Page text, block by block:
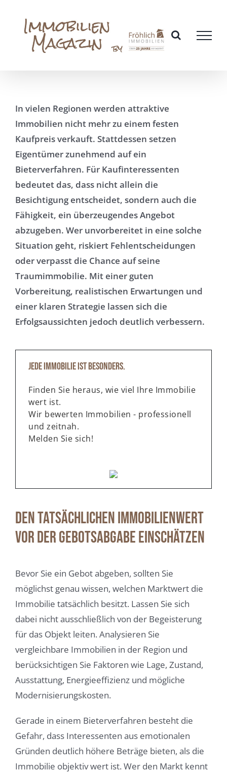
springen
In vielen Regionen werden attraktive
Immobilien nicht mehr zu einem festen
Kaufpreis verkauft. Stattdessen setzen
Eigentümer zunehmend auf ein
Bieterverfahren. Für Kaufinteressenten
bedeutet das, dass nicht allein die
Besichtigung entscheidet, sondern auch die
Fähigkeit, ein überzeugendes Angebot
abzugeben. Wer unvorbereitet in eine solche
Situation geht, riskiert Fehlentscheidungen
oder verpasst die Chance auf seine
Traumimmobilie. Mit einer guten
Vorbereitung, realistischen Erwartungen und
einer klaren Strategie lassen sich die
Erfolgsaussichten jedoch deutlich verbessern.
Jede Immobilie ist besonders.
Finden Sie heraus, wie viel Ihre Immobilie
wert ist.
Wir bewerten Immobilien - professionell
und zeitnah.
Melden Sie sich!
Den tatsächlichen Immobilienwert
vor der Gebotsabgabe einschätzen
Bevor Sie ein Gebot abgeben, sollten Sie
möglichst genau wissen, welchen Marktwert die
Immobilie tatsächlich besitzt. Lassen Sie sich
dabei nicht ausschließlich von der Begeisterung
für das Objekt leiten. Analysieren Sie
vergleichbare Immobilien in der Region und
berücksichtigen Sie Faktoren wie Lage, Zustand,
Ausstattung, Energieeffizienz und mögliche
Modernisierungskosten.
Gerade in einem Bieterverfahren besteht die
Gefahr, dass Interessenten aus emotionalen
Gründen deutlich höhere Beträge bieten, als die
Immobilie objektiv wert ist. Wer den Markt kennt